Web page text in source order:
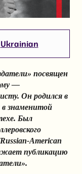
Ukrainian
посвящен
—
Он родился в
в знаменитой
Был
American
публикацию